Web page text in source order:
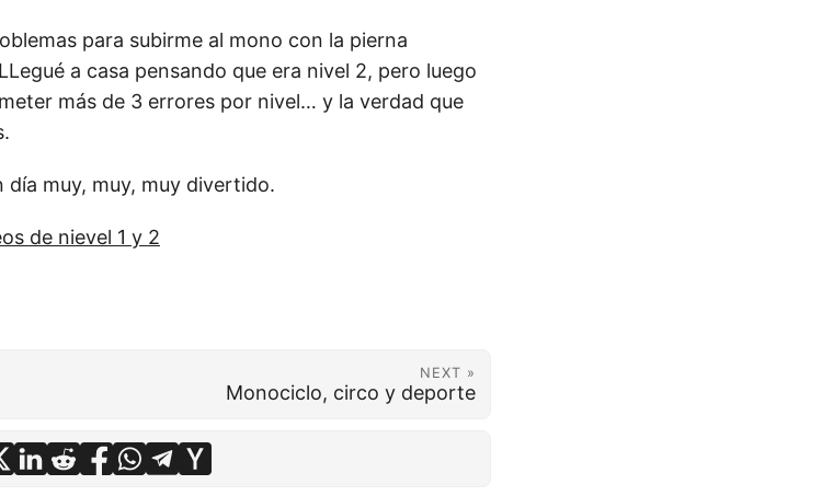
para subirme al mono con la pierna
a casa pensando que era nivel 2, pero luego
más de 3 errores por nivel… y la verdad que
día muy, muy, muy divertido.
de nievel 1 y 2
NEXT »
Monociclo, circo y deporte